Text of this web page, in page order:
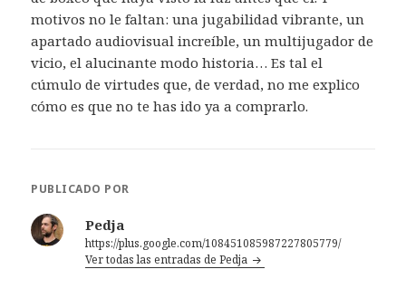
motivos no le faltan: una jugabilidad vibrante, un
apartado audiovisual increíble, un multijugador de
vicio, el alucinante modo historia… Es tal el
cúmulo de virtudes que, de verdad, no me explico
cómo es que no te has ido ya a comprarlo.
PUBLICADO POR
Pedja
https://plus.google.com/108451085987227805779/
Ver todas las entradas de Pedja